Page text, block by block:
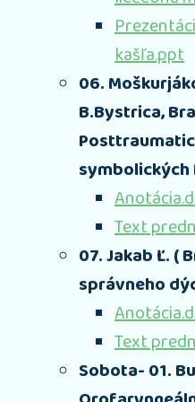
kašľa.ppt
06.
B.Bystrica,
Text
07. Jakab Ľ. (
správneho
Text
Sobota- 01.